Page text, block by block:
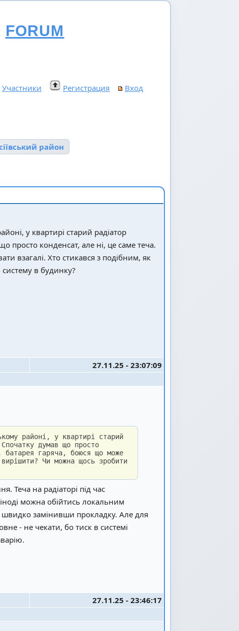
FORUM
Участники Регистрация Вход
район
у квартирі старий радіатор
просто конденсат, але ні, це саме теча.
взагалі. Хто стикався з подібним, як
в будинку?
27.11.25 - 23:07:09
районі, у квартирі старий
думав що просто
гаряча, боюся що може
Чи можна щось зробити
Теча на радіаторі під час
можна обійтись локальним
замінивши прокладку. Але для
- не чекати, бо тиск в системі
27.11.25 - 23:46:17